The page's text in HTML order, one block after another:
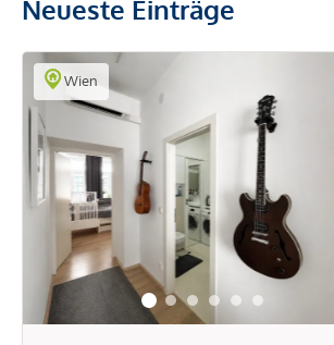
Neueste Einträge
Wien